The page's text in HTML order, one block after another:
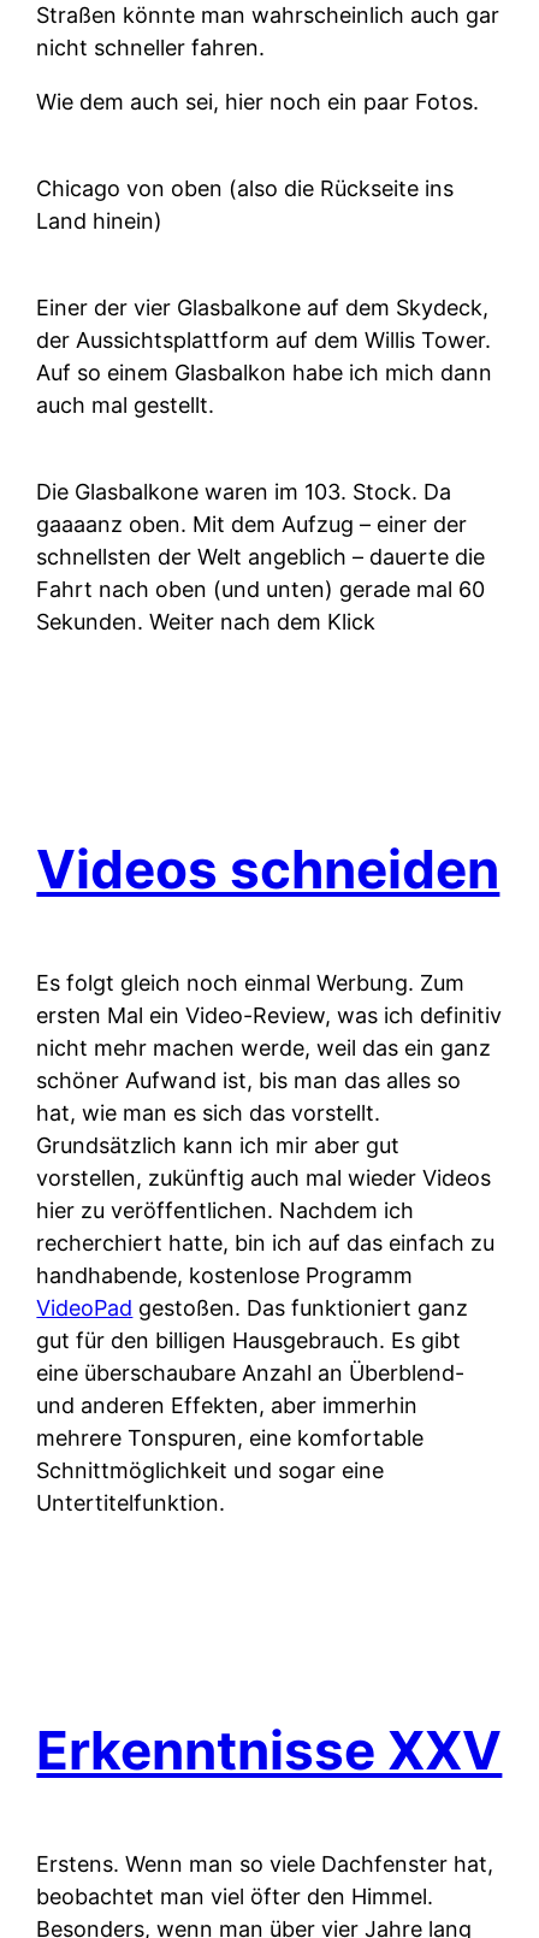
Straßen könnte man wahrscheinlich auch gar
nicht schneller fahren.
Wie dem auch sei, hier noch ein paar Fotos.
Chicago von oben (also die Rückseite ins
Land hinein)
Einer der vier Glasbalkone auf dem Skydeck,
der Aussichtsplattform auf dem Willis Tower.
Auf so einem Glasbalkon habe ich mich dann
auch mal gestellt.
Die Glasbalkone waren im 103. Stock. Da
gaaaanz oben. Mit dem Aufzug – einer der
schnellsten der Welt angeblich – dauerte die
Fahrt nach oben (und unten) gerade mal 60
Sekunden. Weiter nach dem Klick
Videos schneiden
Es folgt gleich noch einmal Werbung. Zum
ersten Mal ein Video-Review, was ich definitiv
nicht mehr machen werde, weil das ein ganz
schöner Aufwand ist, bis man das alles so
hat, wie man es sich das vorstellt.
Grundsätzlich kann ich mir aber gut
vorstellen, zukünftig auch mal wieder Videos
hier zu veröffentlichen. Nachdem ich
recherchiert hatte, bin ich auf das einfach zu
handhabende, kostenlose Programm
VideoPad gestoßen. Das funktioniert ganz
gut für den billigen Hausgebrauch. Es gibt
eine überschaubare Anzahl an Überblend-
und anderen Effekten, aber immerhin
mehrere Tonspuren, eine komfortable
Schnittmöglichkeit und sogar eine
Untertitelfunktion.
Erkenntnisse XXV
Erstens. Wenn man so viele Dachfenster hat,
beobachtet man viel öfter den Himmel.
Besonders, wenn man über vier Jahre lang